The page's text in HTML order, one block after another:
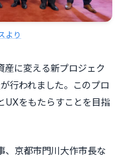
より
産に変える新プロジェク
行われました。このプロ
UXをもたらすことを目指
、京都市門川大作市長な